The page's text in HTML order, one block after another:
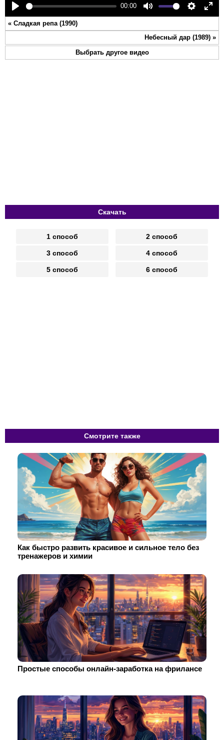
Play
00:00
Mute Settings
« Сладкая репа (1990)
Небесный дар (1989) »
Выбрать другое видео
Скачать
1 способ 2 способ
3 способ 4 способ
5 способ 6 способ
Смотрите также
Как быстро развить красивое и сильное тело без
тренажеров и химии
Простые способы онлайн-заработка на фрилансе